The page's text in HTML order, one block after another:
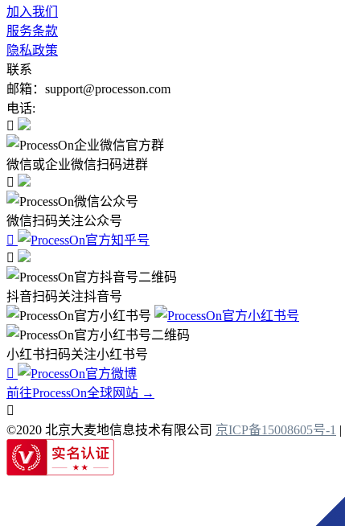
加入我们
服务条款
隐私政策
联系
邮箱：support@processon.com
电话:

微信或企业微信扫码进群

微信扫码关注公众号


抖音扫码关注抖音号
小红书扫码关注小红书号

前往ProcessOn全球网站 →

©2020 北京大麦地信息技术有限公司 京ICP备15008605号-1 |